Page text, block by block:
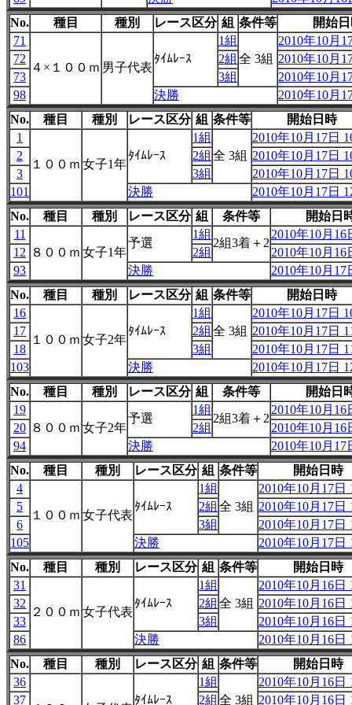
No.
種目 種別 レース区分 組 条件等
開始
71
４×１００ｍ 男子代表
ﾀｲﾑﾚｰｽ
1組
全 3組
2010年10月
72
2組
2010年10月
73
3組
2010年10月
98
決勝
2010年10月
No.
種目 種別 レース区分 組 条件等
開始日時
1
１００ｍ 女子1年
ﾀｲﾑﾚｰｽ
1組
全 3組
2010年10月17日
2
2組
2010年10月17日
3
3組
2010年10月17日
101
決勝
2010年10月17日
No.
種目 種別 レース区分 組 条件等
開始日
11
８００ｍ 女子1年
予選
1組
2組3着＋2
2010年10月16
12
2組
2010年10月16
93
決勝
2010年10月17
No.
種目 種別 レース区分 組 条件等
開始日時
16
１００ｍ 女子2年
ﾀｲﾑﾚｰｽ
1組
全 3組
2010年10月17日
17
2組
2010年10月17日
18
3組
2010年10月17日
103
決勝
2010年10月17日
No.
種目 種別 レース区分 組 条件等
開始日
19
８００ｍ 女子2年
予選
1組
2組3着＋2
2010年10月16
20
2組
2010年10月16
94
決勝
2010年10月17
No.
種目 種別 レース区分 組 条件等
開始日時
4
１００ｍ 女子代表
ﾀｲﾑﾚｰｽ
1組
全 3組
2010年10月17日
5
2組
2010年10月17日
6
3組
2010年10月17日
105
決勝
2010年10月17日
No.
種目 種別 レース区分 組 条件等
開始日時
31
２００ｍ 女子代表
ﾀｲﾑﾚｰｽ
1組
全 3組
2010年10月16日
32
2組
2010年10月16日
33
3組
2010年10月16日
86
決勝
2010年10月16日
No.
種目 種別 レース区分 組 条件等
開始日時
36
ﾀｲﾑﾚｰｽ
1組
全 3組
2010年10月16日
37
2組 2010年10月16日